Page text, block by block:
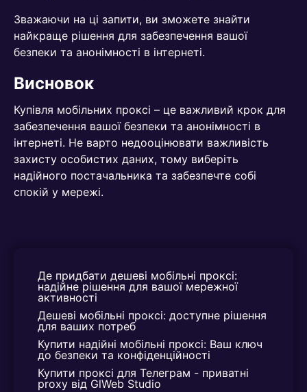
Зважаючи на ці запити, ви зможете знайти
найкраще рішення для забезпечення вашої
безпеки та анонімності в інтернеті.
Висновок
Купівля мобільних проксі – це важливий крок для
забезпечення вашої безпеки та анонімності в
інтернеті. Не варто недооцінювати важливість
захисту особистих даних, тому виберіть
надійного постачальника та забезпечте собі
спокій у мережі.
Де придбати дешеві мобільні проксі:
надійне рішення для вашої мережної
активності
Дешеві мобільні проксі: доступне рішення
для ваших потреб
Купити надійні мобільні проксі: Ваш ключ
до безпеки та конфіденційності
Купити проксі для Телеграм - приватні
proxy від GlWeb Studio